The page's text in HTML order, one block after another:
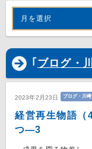
月を選択
｢ ブログ・
2023年2月23日 ブログ・川
経営再生物語（
つ―3